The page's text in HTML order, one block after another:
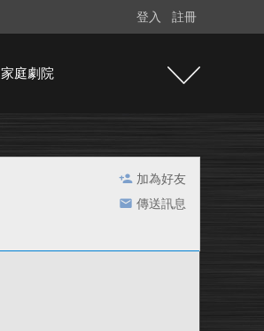
登入 註冊
家庭劇院
加為好友
傳送訊息